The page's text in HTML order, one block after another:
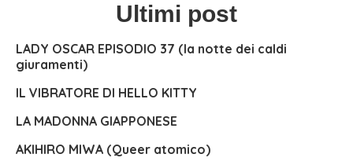
Ultimi post
LADY OSCAR EPISODIO 37 (la notte dei caldi
giuramenti)
IL VIBRATORE DI HELLO KITTY
LA MADONNA GIAPPONESE
AKIHIRO MIWA (Queer atomico)